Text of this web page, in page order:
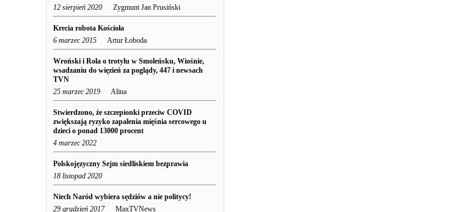
12 sierpień 2020 Zygmunt Jan Prusiński
Krecia robota Kościoła
6 marzec 2015 Artur Łoboda
Wroński i Rola o trotylu w Smoleńsku, Wiośnie,
wsadzaniu do więzień za poglądy, 447 i newsach
TVN
25 marzec 2019 Alina
Stwierdzono, że szczepionki przeciw COVID
zwiększają ryzyko zapalenia mięśnia sercowego u
dzieci o ponad 13000 procent
4 marzec 2022
Polskojęzyczny Sejm siedliskiem bezprawia
18 listopad 2020
Niech Naród wybiera sędziów a nie politycy!
29 grudzień 2017MaxTVNews